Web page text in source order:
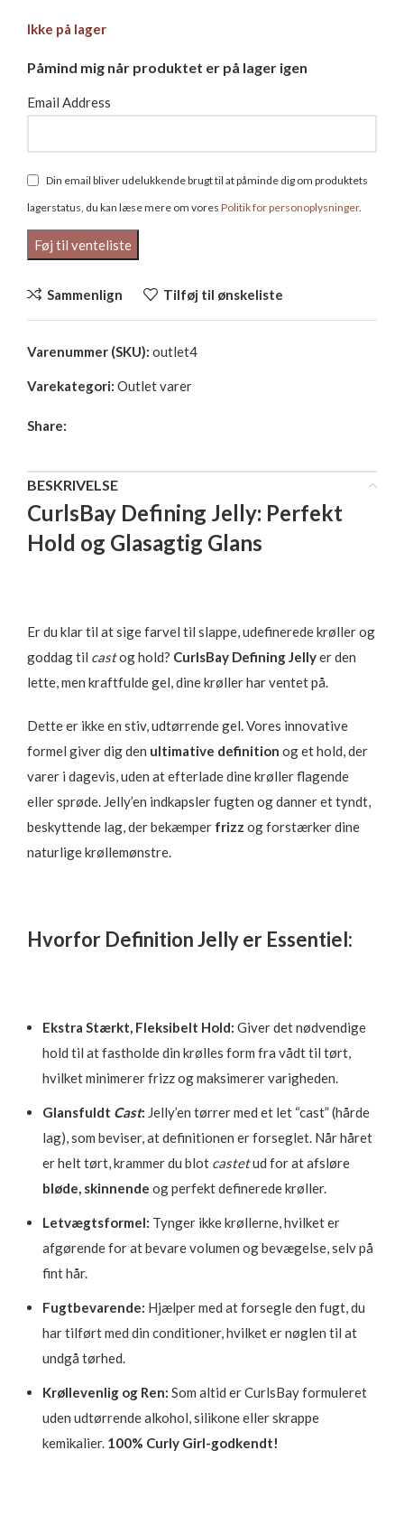
Ikke på lager
Påmind mig når produktet er på lager igen
Email Address
Din email bliver udelukkende brugt til at påminde dig om produktets
lagerstatus, du kan læse mere om vores Politik for personoplysninger.
Sammenlign Tilføj til ønskeliste
Varenummer (SKU): outlet4
Varekategori: Outlet varer
Share:
BESKRIVELSE
CurlsBay Defining Jelly: Perfekt
Hold og Glasagtig Glans
Er du klar til at sige farvel til slappe, udefinerede krøller og
goddag til castog hold? CurlsBay Defining Jellyer den
lette, men kraftfulde gel, dine krøller har ventet på.
Dette er ikke en stiv, udtørrende gel. Vores innovative
formel giver dig den ultimative definition og et hold, der
varer i dagevis, uden at efterlade dine krøller flagende
eller sprøde. Jelly’en indkapsler fugten og danner et tyndt,
beskyttende lag, der bekæmper frizz og forstærker dine
naturlige krøllemønstre.
Hvorfor Definition Jelly er Essentiel:
Ekstra Stærkt, Fleksibelt Hold: Giver det nødvendige
hold til at fastholde din krølles form fra vådt til tørt,
hvilket minimerer frizz og maksimerer varigheden.
Glansfuldt Cast: Jelly’en tørrer med et let “cast” (hårde
lag), som beviser, at definitionen er forseglet. Når håret
er helt tørt, krammer du blot castetud for at afsløre
bløde, skinnende og perfekt definerede krøller.
Letvægtsformel: Tynger ikke krøllerne, hvilket er
afgørende for at bevare volumen og bevægelse, selv på
fint hår.
Fugtbevarende: Hjælper med at forsegle den fugt, du
har tilført med din conditioner, hvilket er nøglen til at
undgå tørhed.
Krøllevenlig og Ren: Som altid er CurlsBay formuleret
uden udtørrende alkohol, silikone eller skrappe
kemikalier. 100% Curly Girl-godkendt!